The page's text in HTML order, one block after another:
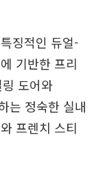
징적인 듀얼-
기반한 프리
도어와
는 정숙한 실내
프렌치 스티